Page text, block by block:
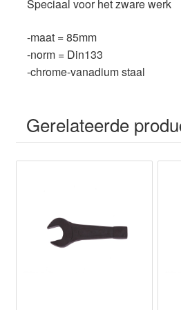
Speciaal voor het zware werk
-maat = 85mm
-norm = Din133
-chrome-vanadium staal
Gerelateerde